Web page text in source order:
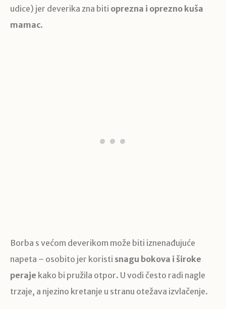
udice) jer deverika zna biti oprezna i oprezno kuša
mamac.
Borba s većom deverikom može biti iznenađujuće
napeta – osobito jer koristi snagu bokova i široke
peraje kako bi pružila otpor. U vodi često radi nagle
trzaje, a njezino kretanje u stranu otežava izvlačenje.